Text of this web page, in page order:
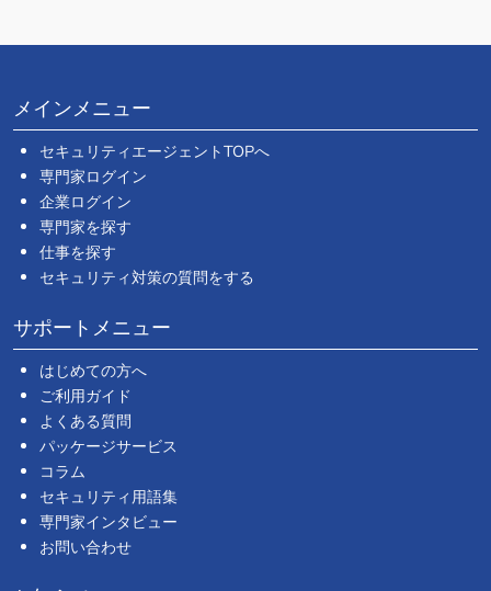
メインメニュー
セキュリティエージェントTOPへ
専門家ログイン
企業ログイン
専門家を探す
仕事を探す
セキュリティ対策の質問をする
サポートメニュー
はじめての方へ
ご利用ガイド
よくある質問
パッケージサービス
コラム
セキュリティ用語集
専門家インタビュー
お問い合わせ